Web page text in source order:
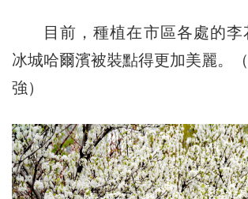
目前，種植在市區各處的李
冰城哈爾濱被裝點得更加美麗。
強）